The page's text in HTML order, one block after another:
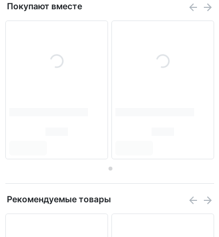
Покупают вместе
Рекомендуемые товары